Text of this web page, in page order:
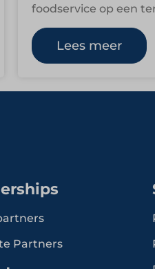
foodservice op een
voeding, zorg en
dichter bij elkaar
totaalleverancier,…
Lees meer
Partners